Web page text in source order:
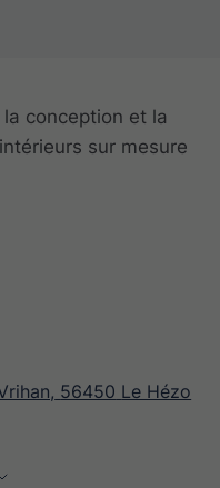
56450 Le Hézo
conception et la
sur mesure